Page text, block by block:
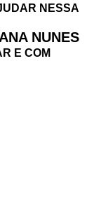
NESSA
NUNES
E COM